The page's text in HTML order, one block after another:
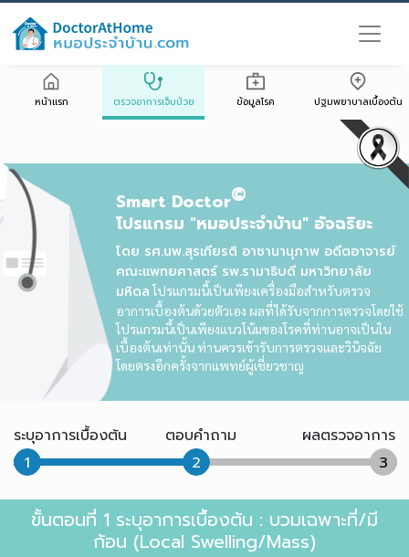
หน้าแรก ตรวจอาการเจ็บป่วย ข้อมูลโรค ปฐมพยาบาลเบื้องต้น
Smart Doctor©
โปรแกรม "หมอประจำบ้าน" อัจฉริยะ
โดย รศ.นพ.สุรเกียรติ อาชานานุภาพ อดีตอาจารย์
คณะแพทยศาสตร์ รพ.รามาธิบดี มหาวิทยาลัย
มหิดลโปรแกรมนี้เป็นเพียงเครื่องมือสำหรับตรวจ
อาการเบื้องต้นด้วยตัวเอง ผลที่ได้รับจากการตรวจโดยใช้
โปรแกรมนี้เป็นเพียงแนวโน้มของโรคที่ท่านอาจเป็นใน
เบื้องต้นเท่านั้น ท่านควรเข้ารับการตรวจและวินิจฉัย
โดยตรงอีกครั้งจากแพทย์ผู้เชี่ยวชาญ
ระบุอาการเบื้องต้น ตอบคำถาม
ผลตรวจอาการ
1
2 3
ขั้นตอนที่ 1 ระบุอาการเบื้องต้น : บวมเฉพาะที่/มี
ก้อน (Local Swelling/Mass)